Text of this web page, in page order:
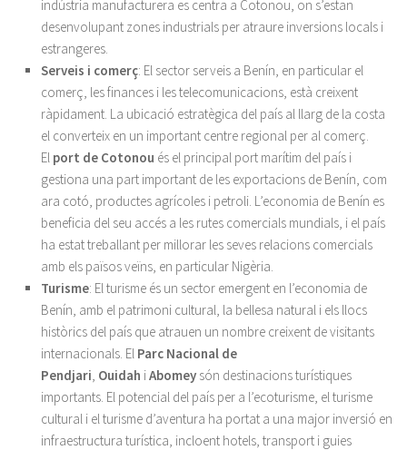
indústria manufacturera es centra a Cotonou, on s’estan
desenvolupant zones industrials per atraure inversions locals i
estrangeres.
Serveis i comerç: El sector serveis a Benín, en particular el
comerç, les finances i les telecomunicacions, està creixent
ràpidament. La ubicació estratègica del país al llarg de la costa
el converteix en un important centre regional per al comerç.
El port de Cotonou és el principal port marítim del país i
gestiona una part important de les exportacions de Benín, com
ara cotó, productes agrícoles i petroli. L’economia de Benín es
beneficia del seu accés a les rutes comercials mundials, i el país
ha estat treballant per millorar les seves relacions comercials
amb els països veïns, en particular Nigèria.
Turisme: El turisme és un sector emergent en l’economia de
Benín, amb el patrimoni cultural, la bellesa natural i els llocs
històrics del país que atrauen un nombre creixent de visitants
internacionals. El Parc Nacional de
Pendjari, Ouidah iAbomey són destinacions turístiques
importants. El potencial del país per a l’ecoturisme, el turisme
cultural i el turisme d’aventura ha portat a una major inversió en
infraestructura turística, incloent hotels, transport i guies